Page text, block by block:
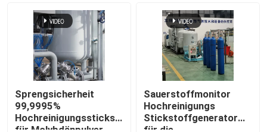
Modularer Sauerstoffgenerator
Sprengsicherheit
99,9995%
Hochreinigungsstickstoffgenerator
Sauerstoffmonitor
Hochreinigungs
Stickstoffgenerator